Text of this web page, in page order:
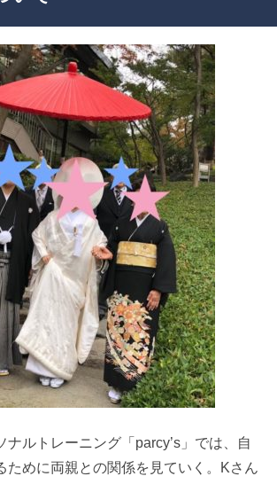
ナルトレーニング「parcy’s」では、自
ために両親との関係を見ていく。Kさん